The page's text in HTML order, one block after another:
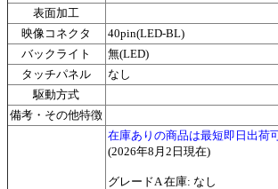
表面加工
映像コネクタ
40pin(LED-BL)
バックライト
無(LED)
タッチパネル
なし
駆動方式
備考・その他特徴
在庫ありの商品は最短即日出荷
(2026年8月2日現在)
グレードA 在庫: なし